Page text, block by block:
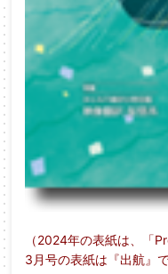
（2024年の表紙は、「
3月号の表紙は『出航』で